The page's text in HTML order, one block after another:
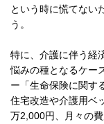
という時に慌てない
う。
特に、介護に伴う経
悩みの種となるケー
ー「生命保険に関す
住宅改造や介護用ベ
万2,000円、月々の